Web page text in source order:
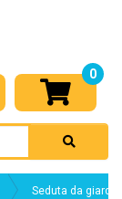
0
Seduta da